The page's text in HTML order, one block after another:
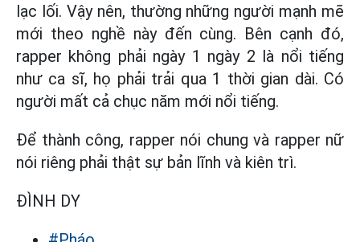
lạc lối. Vậy nên, thường những người mạnh mẽ
mới theo nghề này đến cùng. Bên cạnh đó,
rapper không phải ngày 1 ngày 2 là nổi tiếng
như ca sĩ, họ phải trải qua 1 thời gian dài. Có
người mất cả chục năm mới nổi tiếng.
Để thành công, rapper nói chung và rapper nữ
nói riêng phải thật sự bản lĩnh và kiên trì.
ĐÌNH DY